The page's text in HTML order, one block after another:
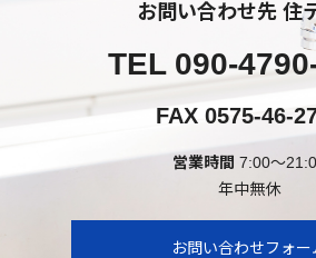
お問い合わせ先 住
TEL 090-
FAX 0575-46-
営業時間 7:00～
年中無休
お問い合わせフォー